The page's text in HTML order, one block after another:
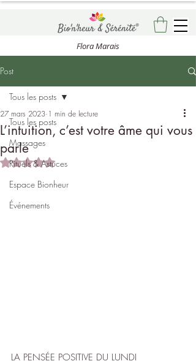
Flora Marais
Post
Tous les posts
Massages
Rituels & Astuces
Espace Bionheur
Événements
Tous les posts
L’intuition, c’est votre âme qui vous
parle
27 mars 2023 1 min de lecture
Noté NaN étoiles sur 5.
LA PENSÉE POSITIVE DU LUNDI